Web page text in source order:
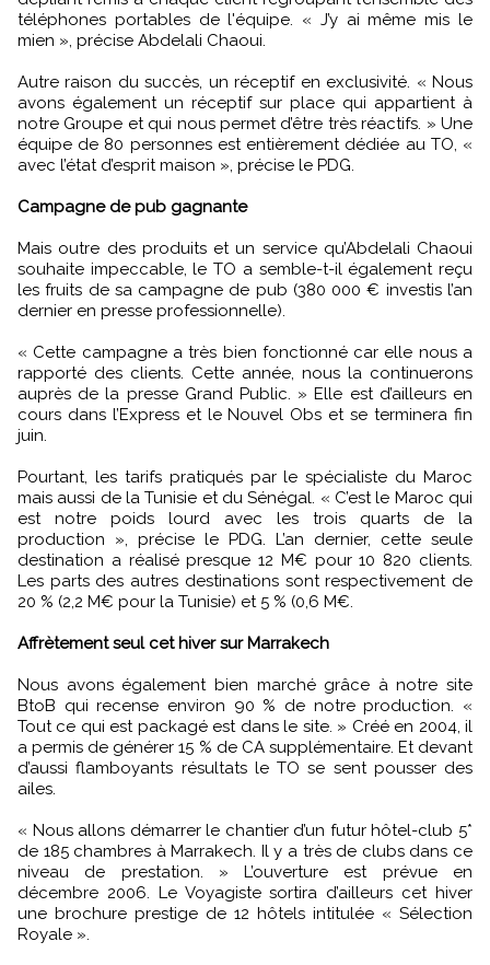
téléphones portables de l'équipe. « J’y ai même mis le
mien », précise Abdelali Chaoui.
Autre raison du succès, un réceptif en exclusivité. « Nous
avons également un réceptif sur place qui appartient à
notre Groupe et qui nous permet d’être très réactifs. » Une
équipe de 80 personnes est entièrement dédiée au TO, «
avec l’état d’esprit maison », précise le PDG.
Campagne de pub gagnante
Mais outre des produits et un service qu’Abdelali Chaoui
souhaite impeccable, le TO a semble-t-il également reçu
les fruits de sa campagne de pub (380 000 € investis l’an
dernier en presse professionnelle).
« Cette campagne a très bien fonctionné car elle nous a
rapporté des clients. Cette année, nous la continuerons
auprès de la presse Grand Public. » Elle est d’ailleurs en
cours dans l’Express et le Nouvel Obs et se terminera fin
juin.
Pourtant, les tarifs pratiqués par le spécialiste du Maroc
mais aussi de la Tunisie et du Sénégal. « C’est le Maroc qui
est notre poids lourd avec les trois quarts de la
production », précise le PDG. L’an dernier, cette seule
destination a réalisé presque 12 M€ pour 10 820 clients.
Les parts des autres destinations sont respectivement de
20 % (2,2 M€ pour la Tunisie) et 5 % (0,6 M€.
Affrètement seul cet hiver sur Marrakech
Nous avons également bien marché grâce à notre site
BtoB qui recense environ 90 % de notre production. «
Tout ce qui est packagé est dans le site. » Créé en 2004, il
a permis de générer 15 % de CA supplémentaire. Et devant
d’aussi flamboyants résultats le TO se sent pousser des
ailes.
« Nous allons démarrer le chantier d’un futur hôtel-club 5*
de 185 chambres à Marrakech. Il y a très de clubs dans ce
niveau de prestation. » L’ouverture est prévue en
décembre 2006. Le Voyagiste sortira d’ailleurs cet hiver
une brochure prestige de 12 hôtels intitulée « Sélection
Royale ».